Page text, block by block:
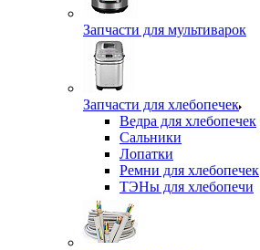
Запчасти для мультиварок
Запчасти для хлебопечек
Ведра для хлебопечек
Сальники
Лопатки
Ремни для хлебопечек
ТЭНы для хлебопечи